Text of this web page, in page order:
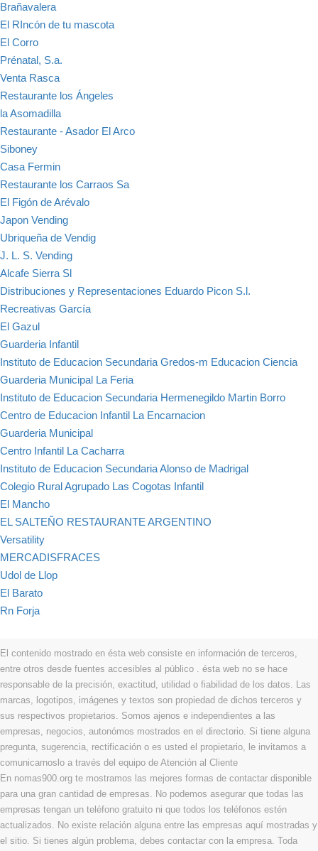
Brañavalera
El RIncón de tu mascota
El Corro
Prénatal, S.a.
Venta Rasca
Restaurante los Ángeles
la Asomadilla
Restaurante - Asador El Arco
Siboney
Casa Fermin
Restaurante los Carraos Sa
El Figón de Arévalo
Japon Vending
Ubriqueña de Vendig
J. L. S. Vending
Alcafe Sierra Sl
Distribuciones y Representaciones Eduardo Picon S.l.
Recreativas García
El Gazul
Guarderia Infantil
Instituto de Educacion Secundaria Gredos-m Educacion Ciencia
Guarderia Municipal La Feria
Instituto de Educacion Secundaria Hermenegildo Martin Borro
Centro de Educacion Infantil La Encarnacion
Guarderia Municipal
Centro Infantil La Cacharra
Instituto de Educacion Secundaria Alonso de Madrigal
Colegio Rural Agrupado Las Cogotas Infantil
El Mancho
EL SALTEÑO RESTAURANTE ARGENTINO
Versatility
MERCADISFRACES
Udol de Llop
El Barato
Rn Forja
El contenido mostrado en ésta web consiste en información de terceros,
entre otros desde fuentes accesibles al público . ésta web no se hace
responsable de la precisión, exactitud, utilidad o fiabilidad de los datos. Las
marcas, logotipos, imágenes y textos son propiedad de dichos terceros y
sus respectivos propietarios. Somos ajenos e independientes a las
empresas, negocios, autonómos mostrados en el directorio. Si tiene alguna
pregunta, sugerencia, rectificación o es usted el propietario, le invitamos a
comunicarnoslo a través del equipo de Atención al Cliente
En nomas900.org te mostramos las mejores formas de contactar disponible
para una gran cantidad de empresas. No podemos asegurar que todas las
empresas tengan un teléfono gratuito ni que todos los teléfonos estén
actualizados. No existe relación alguna entre las empresas aquí mostradas y
el sitio. Si tienes algún problema, debes contactar con la empresa. Toda